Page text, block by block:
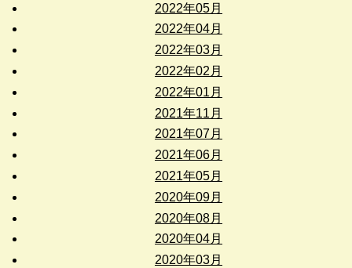
2022年05月
2022年04月
2022年03月
2022年02月
2022年01月
2021年11月
2021年07月
2021年06月
2021年05月
2020年09月
2020年08月
2020年04月
2020年03月